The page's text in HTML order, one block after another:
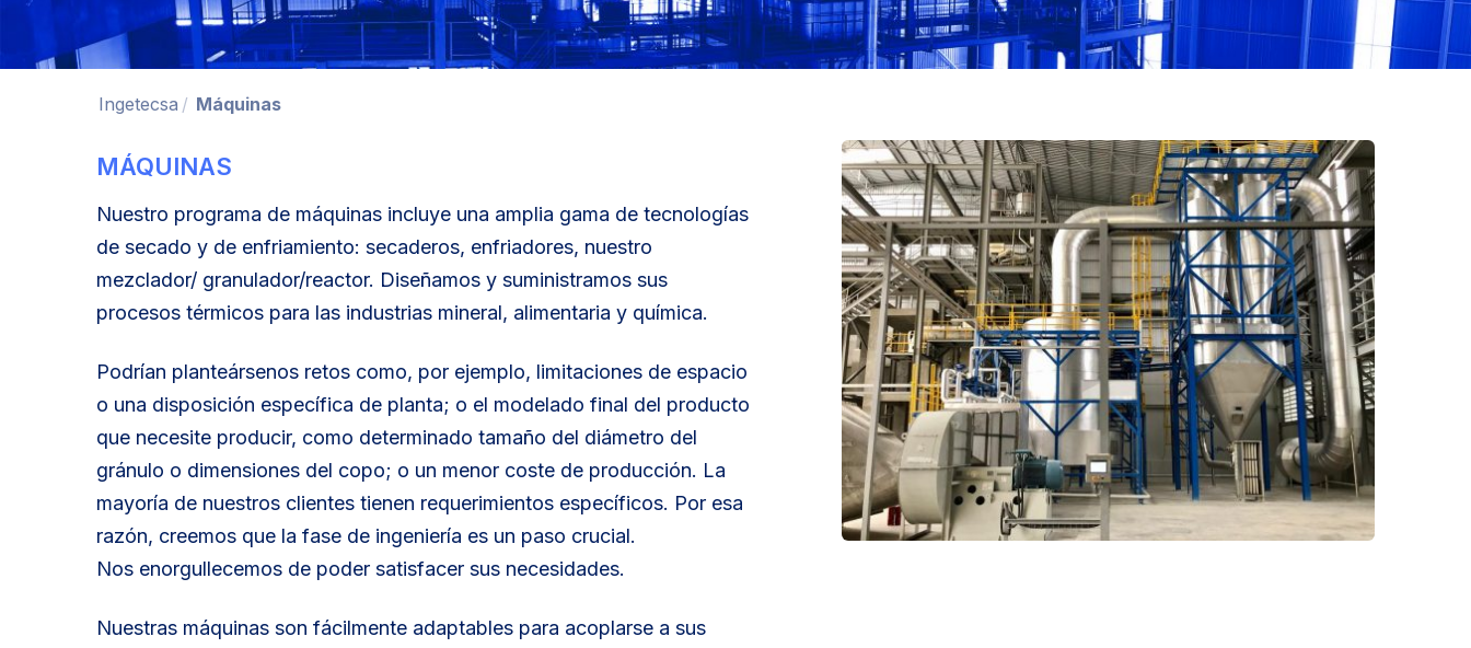
Ingetecsa Máquinas
MÁQUINAS
Nuestro programa de máquinas incluye una amplia gama de tecnologías
de secado y de enfriamiento: secaderos, enfriadores, nuestro
mezclador/ granulador/reactor. Diseñamos y suministramos sus
procesos térmicos para las industrias mineral, alimentaria y química.
Podrían planteársenos retos como, por ejemplo, limitaciones de espacio
o una disposición específica de planta; o el modelado final del producto
que necesite producir, como determinado tamaño del diámetro del
gránulo o dimensiones del copo; o un menor coste de producción. La
mayoría de nuestros clientes tienen requerimientos específicos. Por esa
razón, creemos que la fase de ingeniería es un paso crucial.
Nos enorgullecemos de poder satisfacer sus necesidades.
Nuestras máquinas son fácilmente adaptables para acoplarse a sus